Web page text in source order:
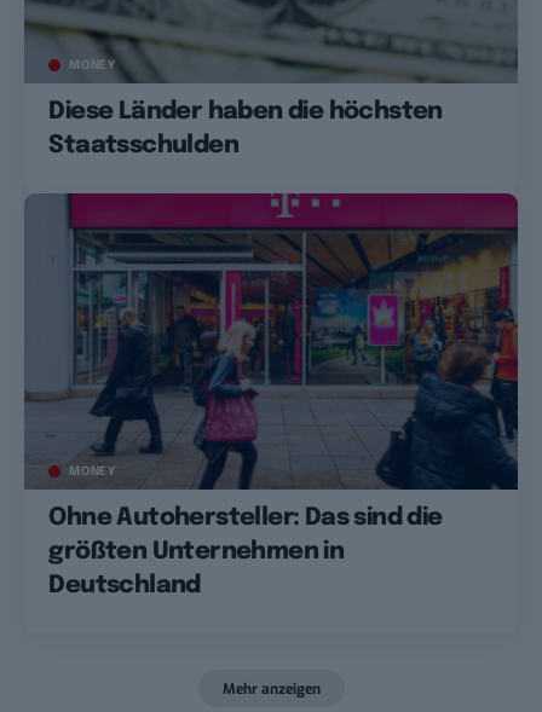
MONEY
Diese Länder haben die höchsten
Staatsschulden
MONEY
Ohne Autohersteller: Das sind die
größten Unternehmen in
Deutschland
Mehr anzeigen